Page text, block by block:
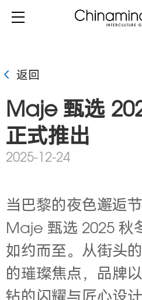
返回
Maje 甄选
正式推出
2025-12-24
当巴黎的夜色邂逅
Maje 甄选 2025 秋
如约而至。从街头
的璀璨焦点，品牌